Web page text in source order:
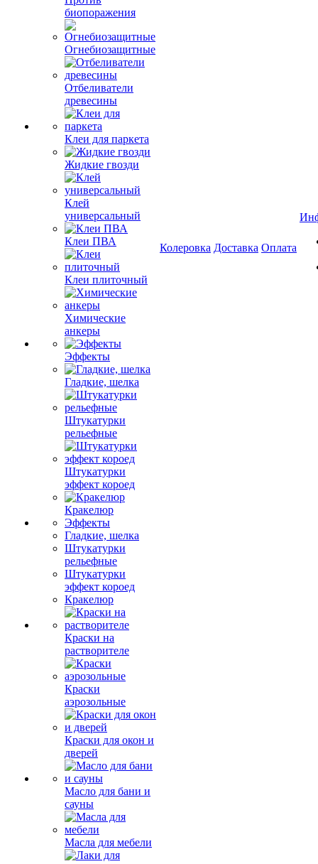
биопоражения
Огнебиозащитные
Отбеливатели
древесины
Клеи для паркета
Жидкие гвозди
Клей
универсальный
Клеи ПВА
Клеи плиточный
Химические
анкеры
Эффекты
Гладкие, шелка
Штукатурки
рельефные
Штукатурки
эффект короед
Кракелюр
Эффекты
Гладкие, шелка
Штукатурки
рельефные
Штукатурки
эффект короед
Кракелюр
Краски на
растворителе
Краски
аэрозольные
Краски для окон и
дверей
Масло для бани и
сауны
Масла для мебели
Колеровка Доставка Оплата